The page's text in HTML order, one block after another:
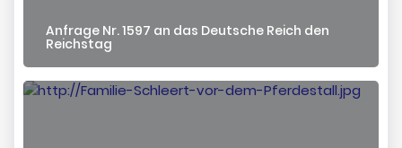
Anfrage Nr. 1597 an das Deutsche Reich den
Reichstag